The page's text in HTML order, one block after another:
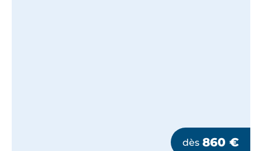
dès 860 €